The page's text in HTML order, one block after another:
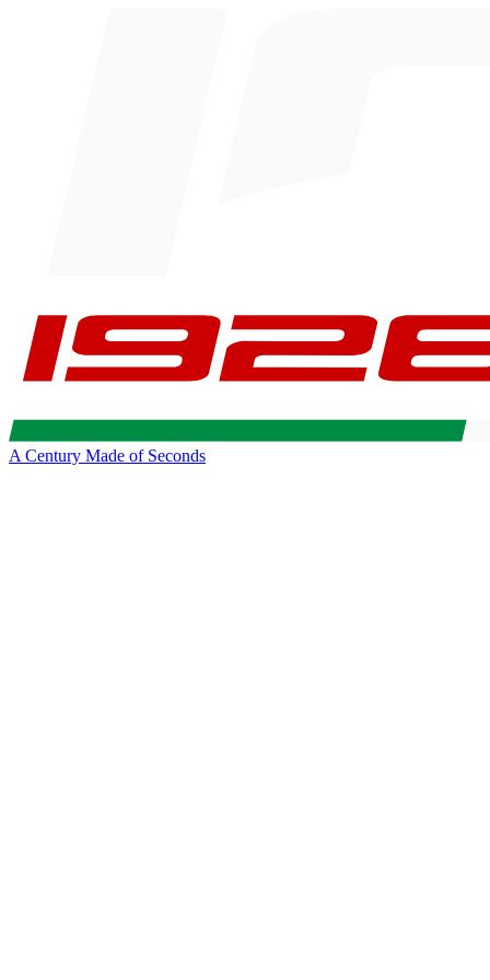
A Century Made of Seconds